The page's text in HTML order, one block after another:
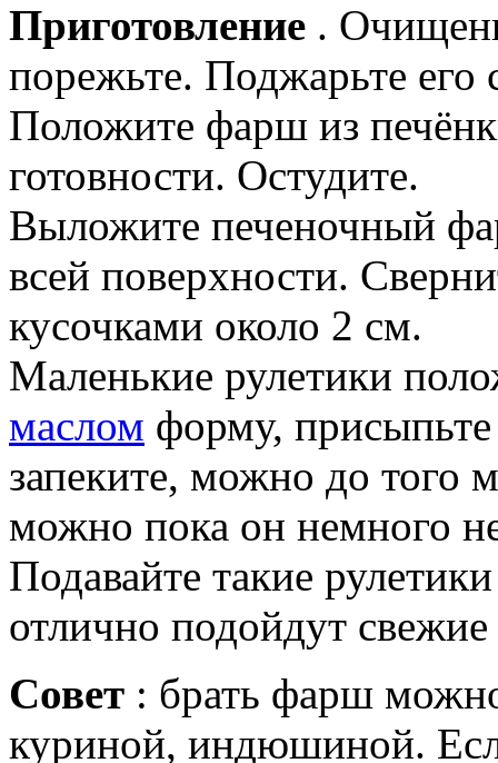
Приготовление .
порежьте. Поджарьте его
Положите фарш из
готовности. Остудите.
Выложите печеночный
всей поверхности.
кусочками около 2 см.
Маленькие рулетики
маслом форму,
запеките, можно до того
можно пока он немного
Подавайте такие
отлично подойдут
Совет : брать фарш
куриной, индюшиной.